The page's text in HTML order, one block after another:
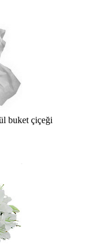
buket çiçeği